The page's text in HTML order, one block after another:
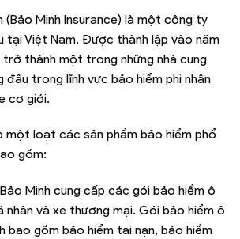
(Bảo Minh Insurance) là một công ty
tại Việt Nam. Được thành lập vào năm
trở thành một trong những nhà cung
đầu trong lĩnh vực bảo hiểm phi nhân
cơ giới.
một loạt các sản phẩm bảo hiểm phổ
gồm:
Minh cung cấp các gói bảo hiểm ô
và xe thương mại. Gói bảo hiểm ô
bao gồm bảo hiểm tai nạn, bảo hiểm